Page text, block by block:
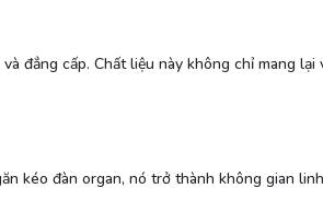
đẳng cấp. Chất liệu này không chỉ mang
kéo đàn organ, nó trở thành không gian